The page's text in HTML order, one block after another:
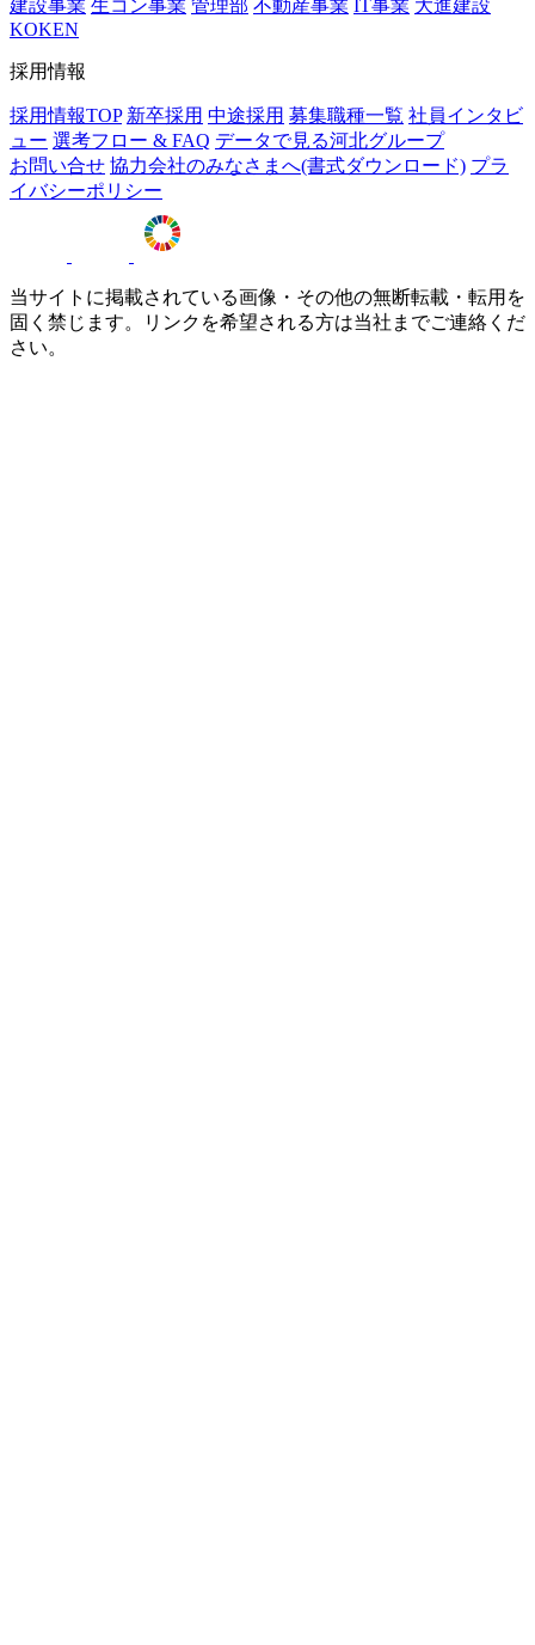
建設事業 生コン事業 管理部 不動産事業 IT事業 大進建設
KOKEN
採用情報
採用情報TOP 新卒採用 中途採用 募集職種一覧 社員インタビ
ュー 選考フロー & FAQ データで見る河北グループ
お問い合せ 協力会社のみなさまへ(書式ダウンロード) プラ
イバシーポリシー
当サイトに掲載されている画像・その他の無断転載・転用を
固く禁じます。リンクを希望される方は当社までご連絡くだ
さい。